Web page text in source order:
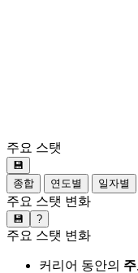
주요 스탯
💾
종합
연도별 일자별
주요 스탯 변화
💾 ?
주요 스탯 변화
커리어 동안의